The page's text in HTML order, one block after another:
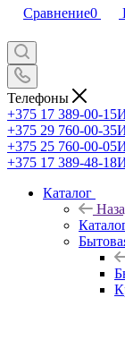
Сравнение0
Телефоны
+375 17 389-00-15
+375 29 760-00-35
+375 25 760-00-05
+375 17 389-48-18
Каталог